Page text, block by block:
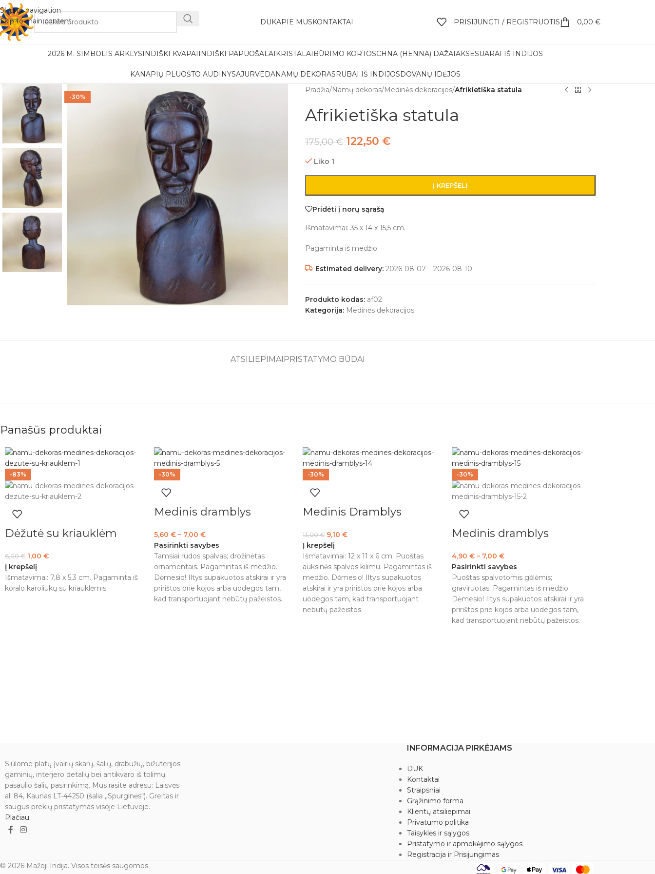
Skip to navigation
Skip to main content
DUKAPIE MUSKONTAKTAI PRISIJUNGTI / REGISTRUOTIS 0,00 €
2026 M. SIMBOLIS ARKLYSINDIŠKI KVAPAI INDIŠKI PAPUOŠALAI KRISTALAI BŪRIMO KORTOSCHNA (HENNA) DAŽAIAKSESUARAI IŠ INDIJOS
KANAPIŲ PLUOŠTO AUDINYSAJURVEDANAMŲ DEKORASRŪBAI IŠ INDIJOSDOVANŲ IDĖJOS
-30%
Pradžia/Namų dekoras/Medinės dekoracijos/Afrikietiška statula
Afrikietiška statula
175,00€ 122,50 €
Liko 1
Į KREPŠELĮ
Pridėti į norų sąrašą
Išmatavimai: 35 x 14 x 15,5 cm.
Pagaminta iš medžio.
Estimated delivery:2026-08-07 – 2026-08-10
Produkto kodas: af02
Kategorija: Medinės dekoracijos
ATSILIEPIMAIPRISTATYMO BŪDAI
Panašūs produktai
-83%
Dėžutė su kriauklėm
6,00€ 1,00 €
Į krepšelį
Išmatavimai: 7,8 x 5,3 cm. Pagaminta iš
koralo karoliukų su kriauklėmis.
-30%
Medinis dramblys
5,60 € – 7,00 €
Pasirinkti savybes
Tamsiai rudos spalvas; drožinėtas
ornamentais. Pagamintas iš medžio.
Dėmesio! Iltys supakuotos atskirai ir yra
pririštos prie kojos arba uodegos tam,
kad transportuojant nebūtų pažeistos.
-30%
Medinis Dramblys
13,00€ 9,10 €
Į krepšelį
Išmatavimai: 12 x 11 x 6 cm. Puoštas
auksinės spalvos kilimu. Pagamintas iš
medžio. Dėmesio! Iltys supakuotos
atskirai ir yra pririštos prie kojos arba
uodegos tam, kad transportuojant
nebūtų pažeistos.
-30%
Medinis dramblys
4,90 € – 7,00 €
Pasirinkti savybes
Puoštas spalvotomis gėlėmis;
graviruotas. Pagamintas iš medžio.
Dėmesio! Iltys supakuotos atskirai ir yra
pririštos prie kojos arba uodegos tam,
kad transportuojant nebūtų pažeistos.
Siūlome platų įvairių skarų, šalių, drabužių, bižuterijos
gaminių, interjero detalių bei antikvaro iš tolimų
pasaulio šalių pasirinkimą. Mus rasite adresu: Laisvės
al. 84, Kaunas LT-44250 (šalia „Spurginės“). Greitas ir
saugus prekių pristatymas visoje Lietuvoje.
Plačiau
INFORMACIJA PIRKĖJAMS
DUK
Kontaktai
Straipsniai
Grąžinimo forma
Klientų atsiliepimai
Privatumo politika
Taisyklės ir sąlygos
Pristatymo ir apmokėjimo sąlygos
Registracija ir Prisijungimas
© 2026 Mažoji Indija. Visos teisės saugomos